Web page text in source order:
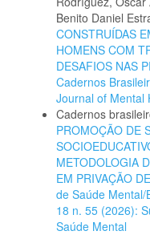
Benito Daniel
CONSTRUÍDAS
HOMENS COM
DESAFIOS NAS
Cadernos
Journal of Mental
Cadernos
PROMOÇÃO DE
METODOLOGIA
EM PRIVAÇÃO
de Saúde Mental/
18 n. 55 (2026):
Saúde Mental